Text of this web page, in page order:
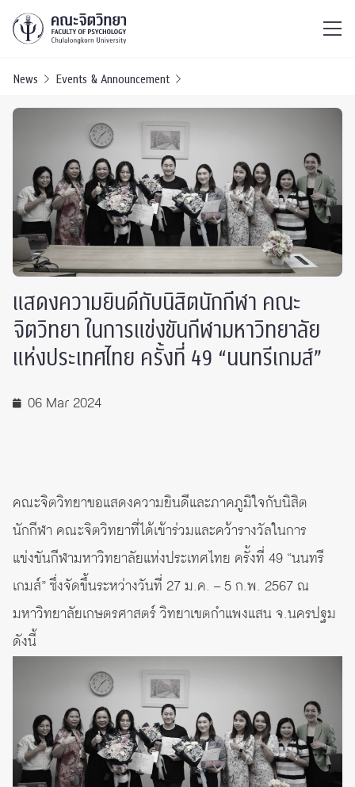
News Events & Announcement
แสดงความยินดีกับนิสิตนักกีฬา คณะ
จิตวิทยา ในการแข่งขันกีฬามหาวิทยาลัย
แห่งประเทศไทย ครั้งที่ 49 “นนทรีเกมส์”
06 Mar 2024
คณะจิตวิทยาขอแสดงความยินดีและภาคภูมิใจกับนิสิต
นักกีฬา คณะจิตวิทยาที่ได้เข้าร่วมและคว้ารางวัลในการ
แข่งขันกีฬามหาวิทยาลัยแห่งประเทศไทย ครั้งที่ 49 “นนทรี
เกมส์” ซึ่งจัดขึ้นระหว่างวันที่ 27 ม.ค. – 5 ก.พ. 2567 ณ
มหาวิทยาลัยเกษตรศาสตร์ วิทยาเขตกำแพงแสน จ.นครปฐม
ดังนี้